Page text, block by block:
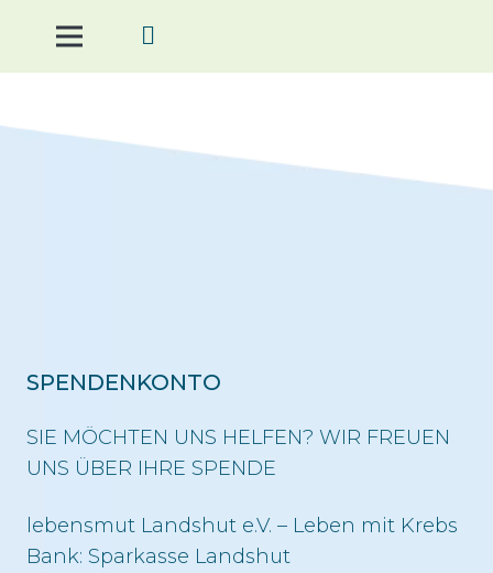
SPENDENKONTO
SIE MÖCHTEN UNS HELFEN? WIR FREUEN
UNS ÜBER IHRE SPENDE
lebensmut Landshut e.V. – Leben mit Krebs
Bank: Sparkasse Landshut